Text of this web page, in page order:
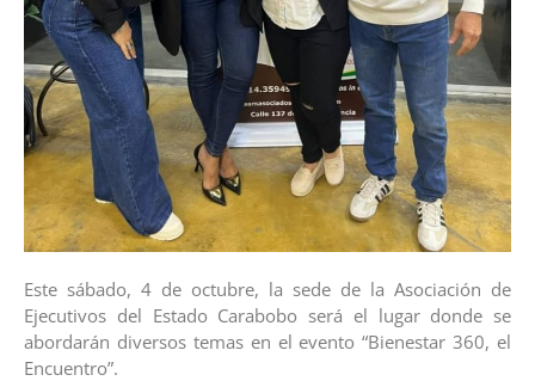
Este sábado, 4 de octubre, la sede de la Asociación de
Ejecutivos del Estado Carabobo será el lugar donde se
abordarán diversos temas en el evento “Bienestar 360, el
Encuentro”.